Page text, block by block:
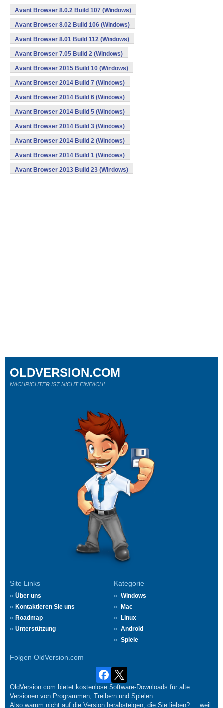
Avant Browser 8.0.2 Build 107 (Windows)
Avant Browser 8.02 Build 106 (Windows)
Avant Browser 8.01 Build 112 (Windows)
Avant Browser 7.05 Build 2 (Windows)
Avant Browser 2015 Build 10 (Windows)
Avant Browser 2014 Build 7 (Windows)
Avant Browser 2014 Build 6 (Windows)
Avant Browser 2014 Build 5 (Windows)
Avant Browser 2014 Build 3 (Windows)
Avant Browser 2014 Build 2 (Windows)
Avant Browser 2014 Build 1 (Windows)
Avant Browser 2013 Build 23 (Windows)
Site Links
Über uns
Kontaktieren Sie uns
Roadmap
Unterstützung
Kategorie
Windows
Mac
Linux
Android
Spiele
Folgen OldVersion.com
OLDVERSION.COM
NACHRICHTER IST NICHT EINFACH!
OldVersion.com bietet kostenlose Software-Downloads für alte
Versionen von Programmen, Treibern und Spielen.
Also warum nicht auf die Version herabsteigen, die Sie lieben?.... weil